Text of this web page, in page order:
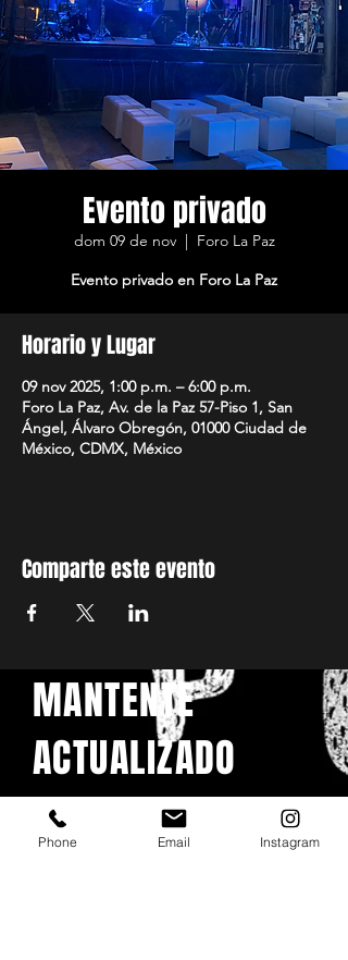
Evento privado
dom 09 de nov
  |
Foro La Paz
Evento privado en Foro La Paz
Horario y Lugar
09 nov 2025, 1:00 p.m. – 6:00 p.m.
Foro La Paz, Av. de la Paz 57-Piso 1, San
Ángel, Álvaro Obregón, 01000 Ciudad de
México, CDMX, México
Comparte este evento
Con todos los conciertos y
eventos. Regístrese para
recibir nuestro boletín
MANTENTE
ACTUALIZADO
Phone Email Instagram